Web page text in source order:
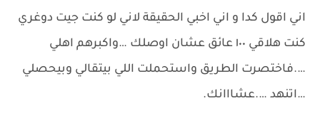
اني اقول كدا و اني اخبي الحقيقة لاني لو كنت جيت دوغري
كنت هلاقي ١٠٠ عائق عشان اوصلك …واكبرهم اهلي
….فاختصرت الطريق واستحملت اللي بيتقالي وبيحصلي
…اتنهد ….عشااانك.